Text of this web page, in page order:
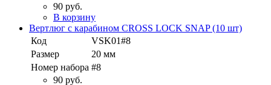
90 руб.
В корзину
Вертлюг с карабином CROSS LOCK SNAP (10 шт)
Код
VSK01#8
Размер
20 мм
Номер набора #8
90 руб.